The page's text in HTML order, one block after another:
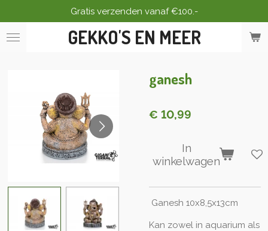
direct
naar
GEKKO'S EN MEER
Gratis verzenden vanaf €100.-
ganesh
€ 10,99
In
winkelwagen
Ganesh 10x8,5x13cm
Kan zowel in aquarium als